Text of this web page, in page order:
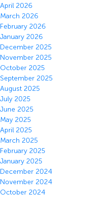
April 2026
March 2026
February 2026
January 2026
December 2025
November 2025
October 2025
September 2025
August 2025
July 2025
June 2025
May 2025
April 2025
March 2025
February 2025
January 2025
December 2024
November 2024
October 2024